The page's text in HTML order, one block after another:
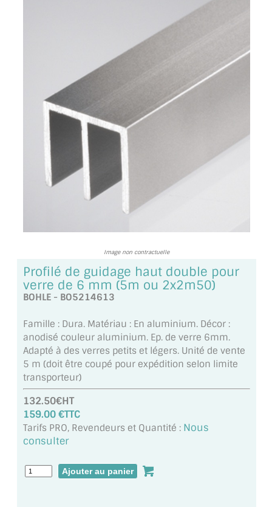
GUIDE : CHOIX PAR UTILISATION
INSPIRATIONS ET NOUVEAUTÉS
AMBIANCE LAITON BROSSÉ
MIROIRS VIEILLIS AMBIANCE BRASSERIE
MIROIR SUR MESURE
MIROIR VIEILLI
MIROIR DÉCORATIF DE COULEUR
MIROIR POUR PORTE
MIROIR DE SALLE DE BAIN
MIROIR POUR SALLE DE SPORT
MIROIR POUR SALLE DE DANSE
MIROIR ENCADRÉ
MIROIR TV
VERRE SUR MESURE
VERRE EXTRACLAIR
Image non contractuelle
Profilé de guidage haut double pour
verre de 6 mm (5m ou 2x2m50)
BOHLE - BO5214613
Famille : Dura. Matériau : En aluminium. Décor :
anodisé couleur aluminium. Ep. de verre 6mm.
Adapté à des verres petits et légers. Unité de vente
5 m (doit être coupé pour expédition selon limite
transporteur)
132.50€HT
159.00 €TTC
Tarifs PRO, Revendeurs et Quantité : Nous
consulter